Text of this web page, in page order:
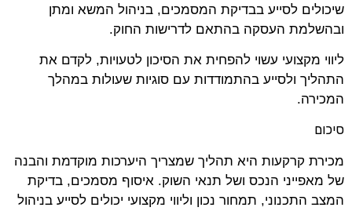
שיכולים לסייע בבדיקת המסמכים, בניהול המשא ומתן
ובהשלמת העסקה בהתאם לדרישות החוק.
ליווי מקצועי עשוי להפחית את הסיכון לטעויות, לקדם את
התהליך ולסייע בהתמודדות עם סוגיות שעולות במהלך
המכירה.
סיכום
מכירת קרקעות היא תהליך שמצריך היערכות מוקדמת והבנה
של מאפייני הנכס ושל תנאי השוק. איסוף מסמכים, בדיקת
המצב התכנוני, תמחור נכון וליווי מקצועי יכולים לסייע בניהול